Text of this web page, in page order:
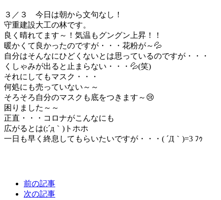
３／３ 今日は朝から文句なし！
守重建設大工の林です。
良く晴れてます～！気温もグングン上昇！！
暖かくて良かったのですが・・・花粉が～💦
自分はそんなにひどくないとは思っているのですが・・・
くしゃみが出ると止まらない・・・💦(笑)
それにしてもマスク・・・
何処にも売っていない～～
そろそろ自分のマスクも底をつきます～😢
困りました～～
正直・・・コロナがこんなにも
広がるとは(;´д｀)トホホ
一日も早く終息してもらいたいですが・・・( ´Д｀)=3 ﾌｩ
前の記事
次の記事